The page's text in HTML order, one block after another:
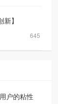
】
645
户的粘性